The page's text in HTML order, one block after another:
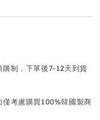
制，下單後7-12天到貨
考慮購買100%韓國製商